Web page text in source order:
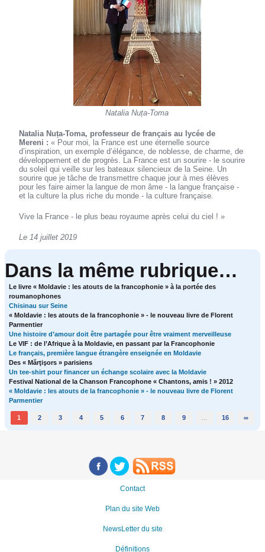
Natalia Nuța-Toma
Natalia Nuța-Toma, professeur de français au lycée de
Mereni :« Pour moi, la France est une éternelle source
d’inspiration, un exemple d’élégance, de noblesse, de charme, de
développement et de progrès. La France est un sourire - le sourire
du soleil qui veille sur les bateaux silencieux de la Seine. Un
sourire que je tâche de transmettre chaque jour à mes élèves
pour les faire aimer la langue de mon âme - la langue française -
et la culture la plus riche du monde - la culture française.
Vive la France - le plus beau royaume après celui du ciel ! »
Le 14 juillet 2019
Dans la même rubrique…
Le livre « Moldavie : les atouts de la francophonie » à la portée des
roumanophones
Chisinau sur Seine
« Moldavie : les atouts de la francophonie » - le nouveau livre de Florent
Parmentier
Une histoire d’amour doit être partagée pour être vraiment merveilleuse
Le VIF : de l’Afrique à la Moldavie, en passant par la Francophonie
Le français, première langue étrangère enseignée en Moldavie
Des « Mărţişors » parisiens
Un tee-shirt pour financer un échange scolaire avec la Moldavie
Festival National de la Chanson Francophone « Chantons, amis ! » 2012
« Moldavie : les atouts de la francophonie » - le nouveau livre de Florent
Parmentier
1 2 3 4 5 6 7 8 9 16 ∞
Contact
Plan du site Web
NewsLetter du site
Définitions